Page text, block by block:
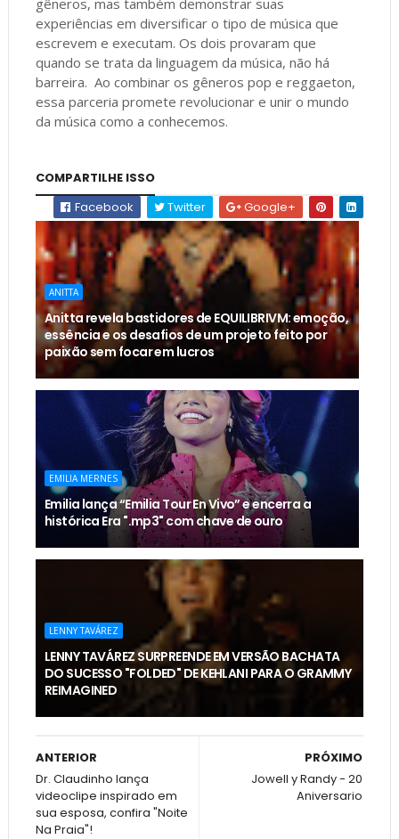
experiências em diversificar o tipo de música que
escrevem e executam. Os dois provaram que
quando se trata da linguagem da música, não há
barreira. Ao combinar os gêneros pop e reggaeton,
essa parceria promete revolucionar e unir o mundo
da música como a conhecemos.
COMPARTILHE ISSO
Facebook
Twitter Google+
ANITTA
Anitta revela bastidores de EQUILIBRIVM: emoção,
essência e os desafios de um projeto feito por
paixão sem focar em lucros
EMILIA MERNES
Emilia lança “Emilia Tour En Vivo” e encerra a
histórica Era ".mp3" com chave de ouro
LENNY TAVÁREZ
LENNY TAVÁREZ SURPREENDE EM VERSÃO BACHATA
DO SUCESSO "FOLDED" DE KEHLANI PARA O GRAMMY
REIMAGINED
PRÓXIMO
Jowell y Randy - 20
Aniversario
ANTERIOR
Dr. Claudinho lança
videoclipe inspirado em
sua esposa, confira "Noite
Na Praia"!